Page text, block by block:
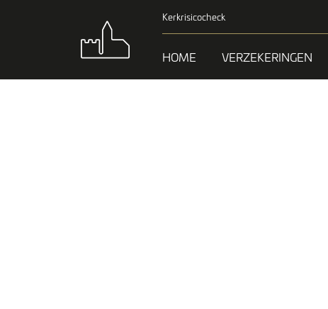
Kerkrisicocheck
HOME VERZEKERINGEN